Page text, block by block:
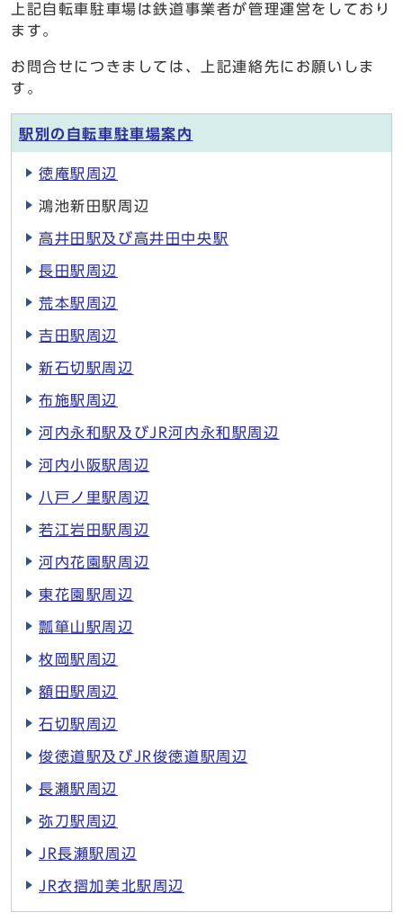
上記自転車駐車場は鉄道事業者が管理運営をしており
ます。
お問合せにつきましては、上記連絡先にお願いしま
す。
駅別の自転車駐車場案内
徳庵駅周辺
鴻池新田駅周辺
高井田駅及び高井田中央駅
長田駅周辺
荒本駅周辺
吉田駅周辺
新石切駅周辺
布施駅周辺
河内永和駅及びJR河内永和駅周辺
河内小阪駅周辺
八戸ノ里駅周辺
若江岩田駅周辺
河内花園駅周辺
東花園駅周辺
瓢箪山駅周辺
枚岡駅周辺
額田駅周辺
石切駅周辺
俊徳道駅及びJR俊徳道駅周辺
長瀬駅周辺
弥刀駅周辺
JR長瀬駅周辺
JR衣摺加美北駅周辺